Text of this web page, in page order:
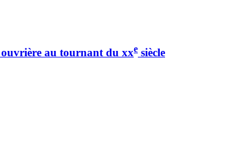
ouvrière au tournant du xxe siècle